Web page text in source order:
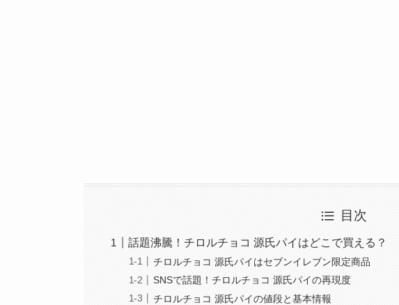
目次
話題沸騰！チロルチョコ 源氏パイはどこで買える？
チロルチョコ 源氏パイはセブンイレブン限定商品
SNSで話題！チロルチョコ 源氏パイの再現度
チロルチョコ 源氏パイの値段と基本情報